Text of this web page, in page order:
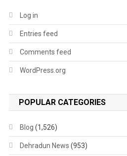
Log in
Entries feed
Comments feed
WordPress.org
POPULAR CATEGORIES
Blog (1,526)
Dehradun News (953)